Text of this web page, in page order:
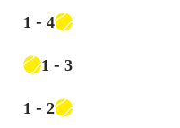
1 - 4
1 - 3
1 - 2